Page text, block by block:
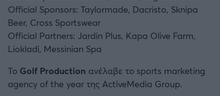
Official Sponsors: Taylormade, Dacristo, Sknipa
Beer, Cross Sportswear
Official Partners: Jardin Plus, Kapa Olive Farm,
Liokladi, Messinian Spa
Το Golf Production ανέλαβε το sports marketing
agency of the year της ActiveMedia Group.